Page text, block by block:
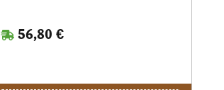
empfehlen, hierzu ein gutes wasserlösliches
Kalibrierfett (kein Graphit!) zu verwenden.Die
56,80 €